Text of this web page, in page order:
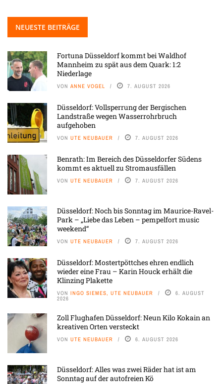
NEUESTE BEITRÄGE
Fortuna Düsseldorf kommt bei Waldhof
Mannheim zu spät aus dem Quark: 1:2
Niederlage
VON ANNE VOGEL 7. AUGUST 2026
Düsseldorf: Vollsperrung der Bergischen
Landstraße wegen Wasserrohrbruch
aufgehoben
VON UTE NEUBAUER 7. AUGUST 2026
Benrath: Im Bereich des Düsseldorfer Südens
kommt es aktuell zu Stromausfällen
VON UTE NEUBAUER 7. AUGUST 2026
Düsseldorf: Noch bis Sonntag im Maurice-Ravel-
Park – „Liebe das Leben – pempelfort music
weekend“
VON UTE NEUBAUER 7. AUGUST 2026
Düsseldorf: Mostertpöttches ehren endlich
wieder eine Frau – Karin Houck erhält die
Klinzing Plakette
VON INGO SIEMES, UTE NEUBAUER 6. AUGUST
2026
Zoll Flughafen Düsseldorf: Neun Kilo Kokain an
kreativen Orten versteckt
VON UTE NEUBAUER 6. AUGUST 2026
Düsseldorf: Alles was zwei Räder hat ist am
Sonntag auf der autofreien Kö